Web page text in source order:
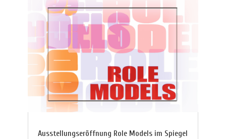
Ausstellungseröffnung Role Models im Spiegel